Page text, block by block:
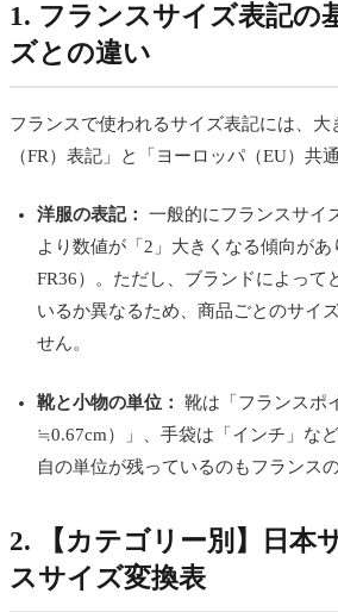
1. フランスサイズ表記の
ズとの違い
フランスで使われるサイズ表記には、大
（FR）表記」と「ヨーロッパ（EU）共
洋服の表記：
一般的にフランスサイ
より数値が「2」大きくなる傾向が
FR36）。ただし、ブランドによって
いるか異なるため、商品ごとのサイ
せん。
靴と小物の単位：
靴は「フランスポ
≒0.67cm）」、手袋は「インチ」な
自の単位が残っているのもフランスの
2. 【カテゴリー別】日本
スサイズ変換表